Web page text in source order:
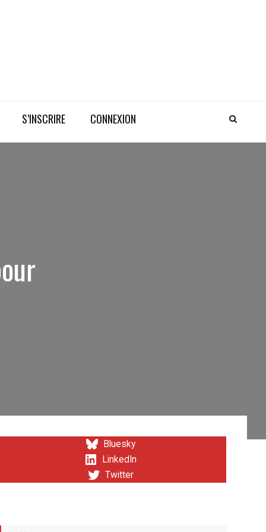
S’INSCRIRE CONNEXION
Bluesky
LinkedIn
Twitter